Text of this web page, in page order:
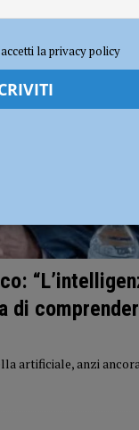
PIACENZA
corso CRONACA
di
artificiale, anzi
la privacy policy